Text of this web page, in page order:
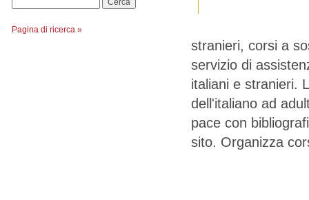
Pagina di ricerca »
stranieri, corsi a
servizio di
italiani e stranieri.
dell'italiano ad
pace con
sito. Organizza